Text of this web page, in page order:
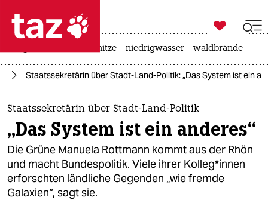
 taz zahl ich
taz zahl ich
themen
politik
öko
gesellschaft

taz zahl ich
hitze niedrigwasser waldbrände
Staatssekretärin über Stadt-Land-Politik: „Das System ist ein
Staatssekretärin über Stadt-Land-Politik
„Das System ist ein anderes“
Die Grüne Manuela Rottmann kommt aus der Rhön
und macht Bundespolitik. Viele ihrer Kol­le­g*in­nen
erforschten ländliche Gegenden „wie fremde
Galaxien“, sagt sie.